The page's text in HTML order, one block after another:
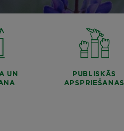
UN
PUBLISKĀS
APSPRIEŠANAS